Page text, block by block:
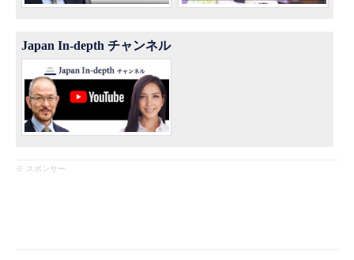
Japan In-depth チャンネル
※ スポンサー